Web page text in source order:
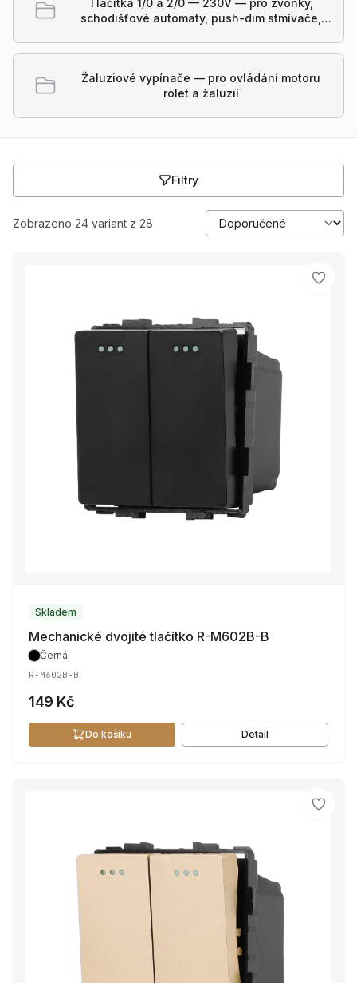
Tlačítka 1/0 a 2/0 — 230V — pro zvonky,
schodišťové automaty, push-dim stmívače,
Žaluziové vypínače — pro ovládání motoru
rolet a žaluzií
Filtry
Zobrazeno 24 variant z 28
Skladem
Mechanické dvojité tlačítko R-M602B-B
Černá
R-M602B-B
149 Kč
Do košíku Detail